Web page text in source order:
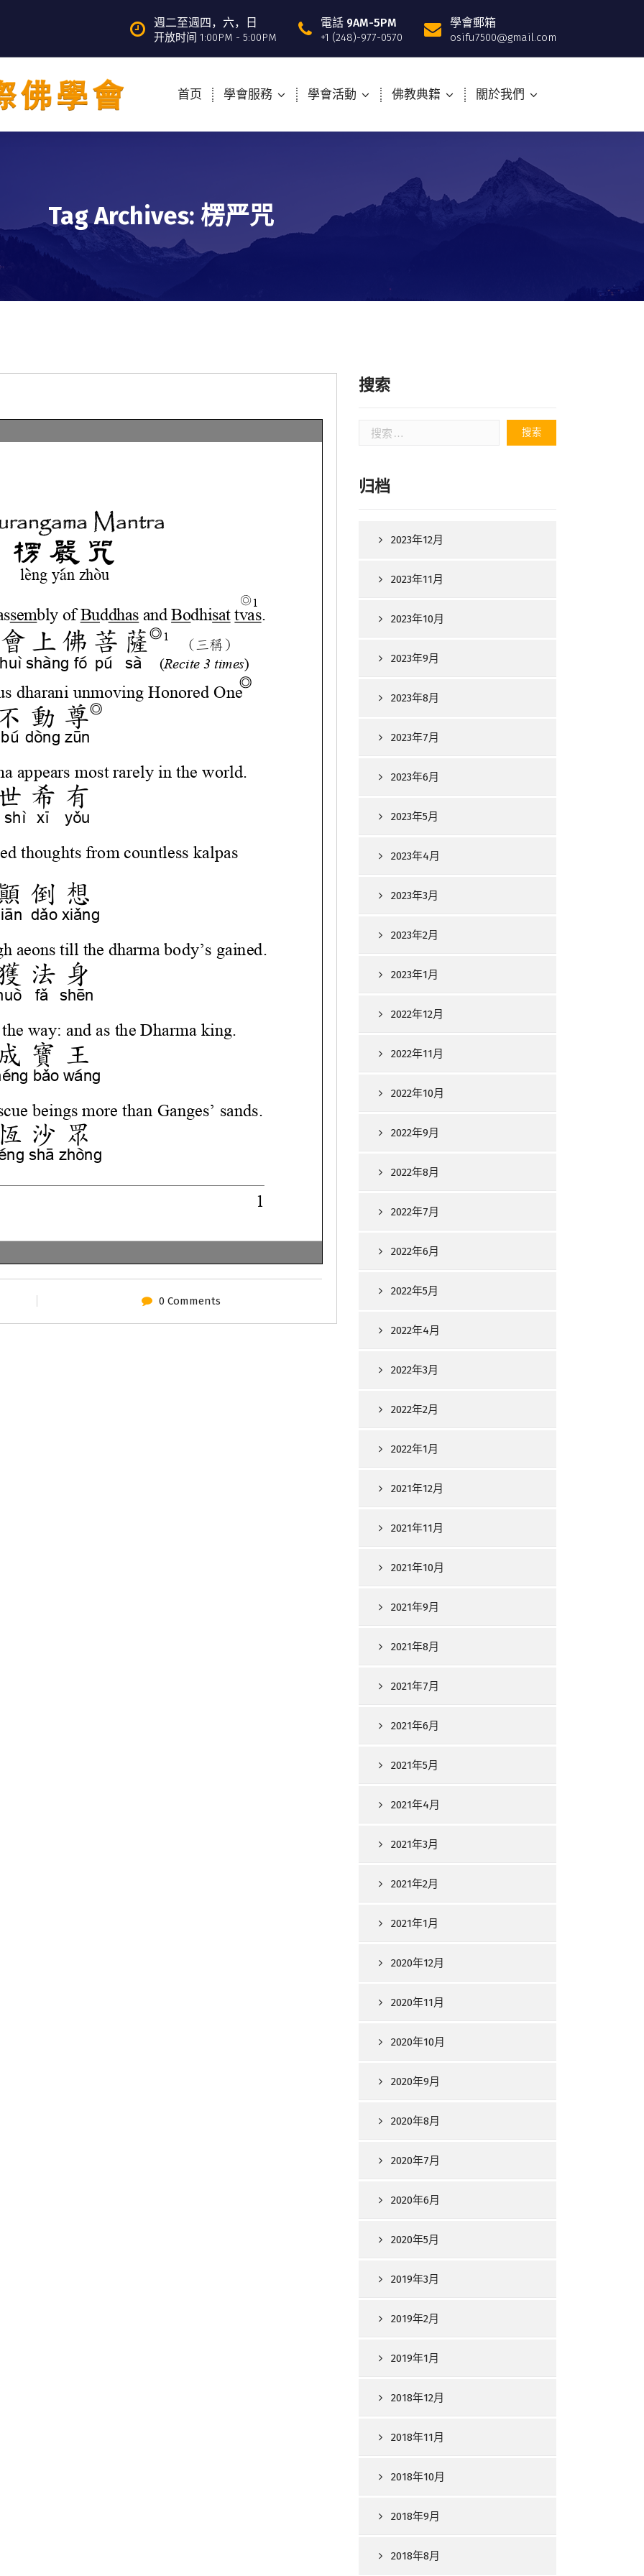
週二至週四，六，日
开放时间 1:00PM - 5:00PM
電話 9AM-5PM
+1 (248)-977-0570
學會郵箱
osifu7500@gmail.com
首页 學會服務 學會活動 佛教典籍 關於我們
Tag Archives: 楞严咒
0 Comments
搜索
索：
归档
2023年12月
2023年11月
2023年10月
2023年9月
2023年8月
2023年7月
2023年6月
2023年5月
2023年4月
2023年3月
2023年2月
2023年1月
2022年12月
2022年11月
2022年10月
2022年9月
2022年8月
2022年7月
2022年6月
2022年5月
2022年4月
2022年3月
2022年2月
2022年1月
2021年12月
2021年11月
2021年10月
2021年9月
2021年8月
2021年7月
2021年6月
2021年5月
2021年4月
2021年3月
2021年2月
2021年1月
2020年12月
2020年11月
2020年10月
2020年9月
2020年8月
2020年7月
2020年6月
2020年5月
2019年3月
2019年2月
2019年1月
2018年12月
2018年11月
2018年10月
2018年9月
2018年8月